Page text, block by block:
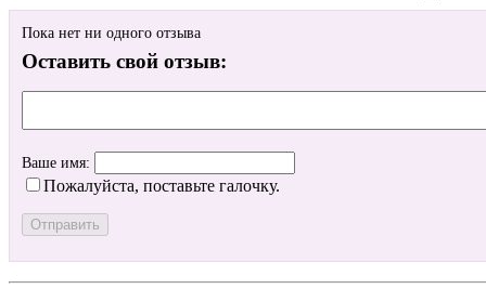
Пока нет ни одного отзыва
Оставить свой отзыв:
Ваше имя:
Пожалуйста, поставьте галочку.